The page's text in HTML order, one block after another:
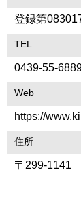
登録第
TEL
0439-55-
Web
https://
住所
〒299-1141